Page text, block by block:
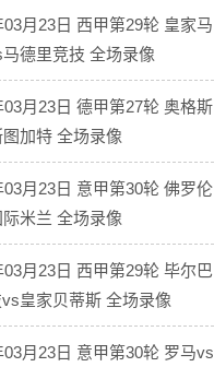
03月23日 西甲第29轮 皇家马
德里竞技 全场录像
03月23日 德甲第27轮 奥格斯
加特 全场录像
03月23日 意甲第30轮 佛罗伦
米兰 全场录像
03月23日 西甲第29轮 毕尔巴
皇家贝蒂斯 全场录像
03月23日 意甲第30轮 罗马vs